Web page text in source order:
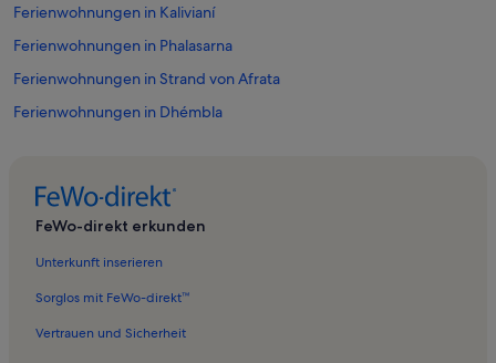
Ferienwohnungen in Kalivianí
Ferienwohnungen in Phalasarna
Ferienwohnungen in Strand von Afrata
Ferienwohnungen in Dhémbla
Ferienwohnungen in Vasilopoulo
Ferienwohnungen in Zerviana
FeWo-direkt erkunden
Unterkunft inserieren
Sorglos mit FeWo-direkt™
Vertrauen und Sicherheit